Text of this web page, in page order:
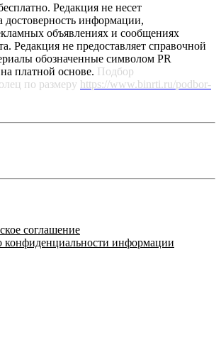
Редакция не несет
достоверность информации,
объявлениях и сообщениях
Редакция не предоставляет справочной
обозначенные символом PR
платной основе. Подбор
по размеру https://www.binrti.ru/podbor-
соглашение
конфиденциальности информации